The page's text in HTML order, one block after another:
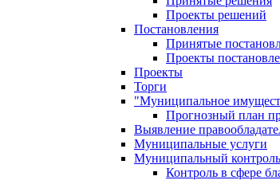
Проекты решений
Постановления
Принятые
Проекты
Проекты
Торги
"Муниципальное
Прогнозный план
Выявление
Муниципальные услуги
Муниципальный контроль
Контроль в сфере